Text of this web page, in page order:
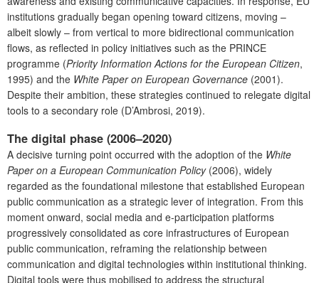
institutions gradually began opening toward citizens, moving –
albeit slowly – from vertical to more bidirectional communication
flows, as reflected in policy initiatives such as the PRINCE
programme (Priority Information Actions for the European Citizen,
1995) and the White Paper on European Governance (2001).
Despite their ambition, these strategies continued to relegate digital
tools to a secondary role (D’Ambrosi, 2019).
The digital phase (2006–2020)
A decisive turning point occurred with the adoption of the White
Paper on a European Communication Policy(2006), widely
regarded as the foundational milestone that established European
public communication as a strategic lever of integration. From this
moment onward, social media and e-participation platforms
progressively consolidated as core infrastructures of European
public communication, reframing the relationship between
communication and digital technologies within institutional thinking.
Digital tools were thus mobilised to address the structural